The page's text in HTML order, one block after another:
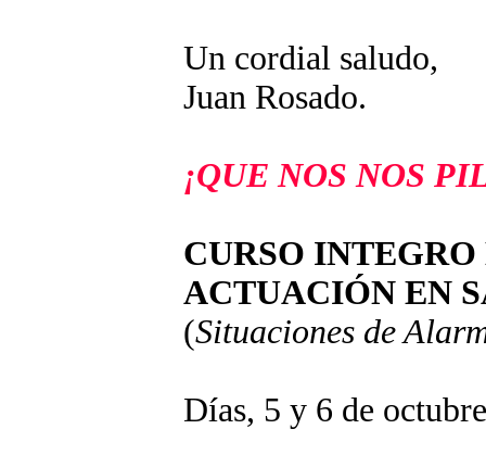
Un cordial saludo,
Juan Rosado.
¡QUE NOS NOS
CURSO
ACTUACIÓN EN
(Situaciones de
Días, 5 y 6 de